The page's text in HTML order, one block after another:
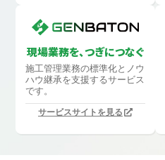
現場業務を、つぎにつなぐ
施工管理業務の標準化と ノウ
ハウ継承を支援するサービス
です。
サービスサイトを見る